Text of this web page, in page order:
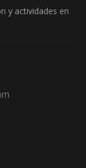
y actividades en